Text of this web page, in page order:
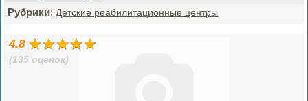
Рубрики: Детские реабилитационные центры
4.8
(135 оценок)